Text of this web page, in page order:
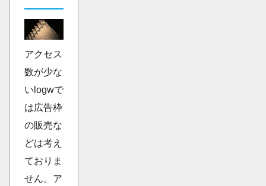
アクセス
数が少な
いlogwで
は広告枠
の販売な
どは考え
ておりま
せん。ア